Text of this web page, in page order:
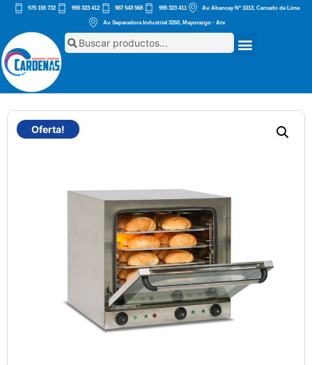
975 155 732 995 323 412 987 543 568 995 323 411 Av. Abancay Nº 1013, Cercado de Lima
Av. Separadora Industrial 3260, Mayorazgo - Ate
Oferta!